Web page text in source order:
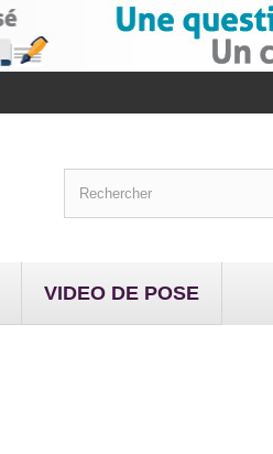
VIDEO DE POSE